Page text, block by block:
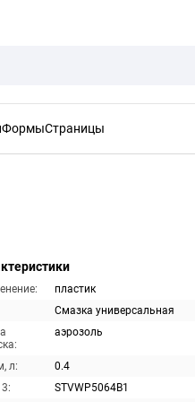
ФормыСтраницы
пластик
Смазка универсальная
аэрозоль
л:
0.4
STVWP5064B1